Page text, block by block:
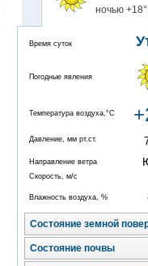
ночью +18°
Время суток
Погодные явления
Температура воздуха,°C
Давление, мм рт.ст.
Направление ветра
Скорость, м/с
Влажность воздуха, %
Состояние земной
Состояние почвы